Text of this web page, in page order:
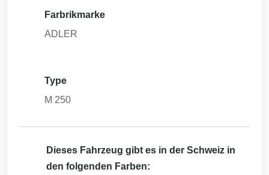
Farbrikmarke
ADLER
Type
M 250
Dieses Fahrzeug gibt es in der Schweiz in
den folgenden Farben: